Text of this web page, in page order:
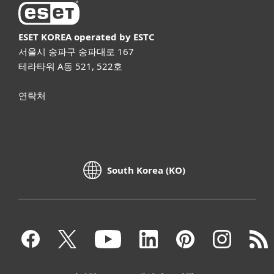
ESET KOREA operated by ESTC
서울시 송파구 송파대로 167
테라타워 A동 521, 522호
연락처
South Korea (KO)